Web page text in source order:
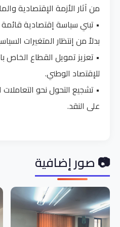
من آثار الأزمة الإقتصادية
• تبني سياسة إقتصادية قائمة
بدلاً من إنتظار المتغيرات
• تعزيز تمويل القطاع الخاص
للإقتصاد الوطني.
• تشجيع التحول نحو التعاملات
على النقد.
📷 صور إضافية